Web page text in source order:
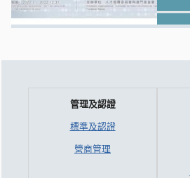
管理及認證
標準及認證
營商管理